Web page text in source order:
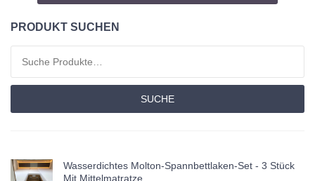
PRODUKT SUCHEN
SUCHE
Wasserdichtes Molton-Spannbettlaken-Set - 3 Stück
Mit Mittelmatratze